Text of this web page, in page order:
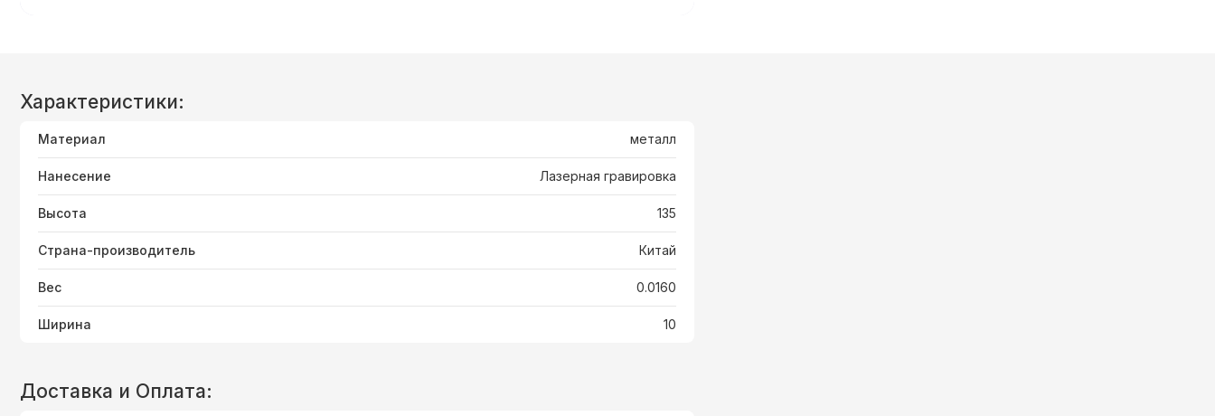
Характеристики:
Материал металл
Нанесение Лазерная гравировка
Высота 135
Страна-производитель Китай
Вес 0.0160
Ширина 10
Доставка и Оплата: